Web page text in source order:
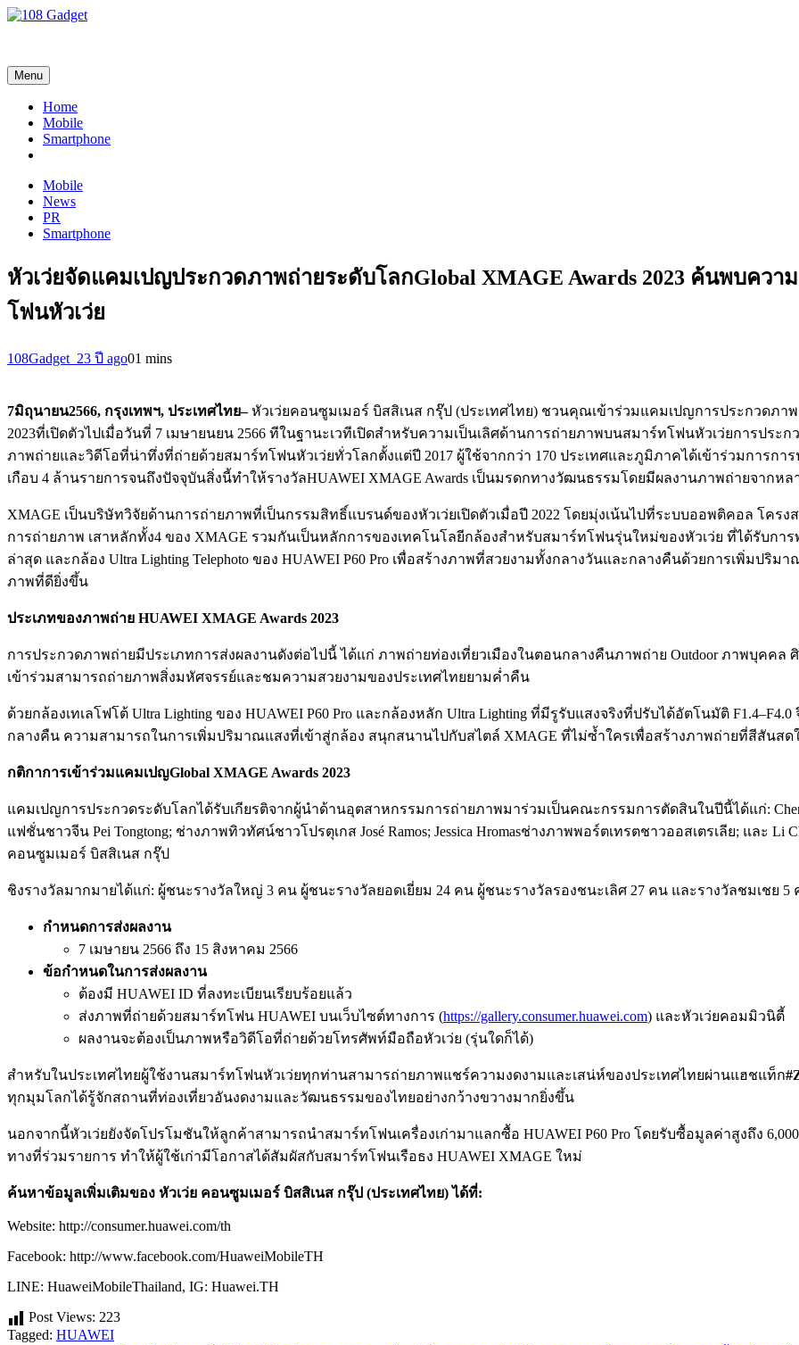
Menu
Home
Mobile
Smartphone
Mobile
News
PR
Smartphone
หัวเว่ยจัดแคมเปญประกวดภาพถ่ายระดับโลกGlobal XMAGE Awards 2023 ค้นพบคว
โฟนหัวเว่ย
108Gadget_23 ปี ago01 mins
7มิถุนายน2566, กรุงเทพฯ, ประเทศไทย–หัวเว่ยคอนซูมเมอร์ บิสสิเนส กรุ๊ป (ประเทศไทย) ชวนคุณเข้าร่วมแคมเปญการประกวดภาพ
2023ที่เปิดตัวไปเมื่อวันที่ 7 เมษายนยน 2566 ทีในฐานะเวทีเปิดสำหรับความเป็นเลิศด้านการถ่ายภาพบนสมาร์ทโฟนหัวเว่ยการปร
ภาพถ่ายและวิดีโอที่น่าทึ่งที่ถ่ายด้วยสมาร์ทโฟนหัวเว่ยทั่วโลกตั้งแต่ปี 2017 ผู้ใช้จากกว่า 170 ประเทศและภูมิภาคได้เข้าร่วมการก
เกือบ 4 ล้านรายการจนถึงปัจจุบันสิ่งนี้ทำให้รางวัลHUAWEI XMAGE Awards เป็นมรดกทางวัฒนธรรมโดยมีผลงานภาพถ่ายจากห
XMAGE เป็นบริษัทวิจัยด้านการถ่ายภาพที่เป็นกรรมสิทธิ์แบรนด์ของหัวเว่ยเปิดตัวเมื่อปี 2022 โดยมุ่งเน้นไปที่ระบบออพติคอล โคร
การถ่ายภาพ เสาหลักทั้ง4 ของ XMAGE รวมกันเป็นหลักการของเทคโนโลยีกล้องสำหรับสมาร์ทโฟนรุ่นใหม่ของหัวเว่ย ที่ได้รับการพั
ล่าสุด และกล้อง Ultra Lighting Telephoto ของ HUAWEI P60 Pro เพื่อสร้างภาพที่สวยงามทั้งกลางวันและกลางคืนด้วยการเพิ่มปริ
ภาพที่ดียิ่งขึ้น
ประเภทของภาพถ่าย HUAWEI XMAGE Awards 2023
การประกวดภาพถ่ายมีประเภทการส่งผลงานดังต่อไปนี้ ได้แก่ ภาพถ่ายท่องเที่ยวเมืองในตอนกลางคืนภาพถ่าย Outdoor ภาพบุคค
เข้าร่วมสามารถถ่ายภาพสิ่งมหัศจรรย์และชมความสวยงามของประเทศไทยยามค่ำคืน
ด้วยกล้องเทเลโฟโต้ Ultra Lighting ของ HUAWEI P60 Pro และกล้องหลัก Ultra Lighting ที่มีรูรับแสงจริงที่ปรับได้อัตโนมัติ
กลางคืน ความสามารถในการเพิ่มปริมาณแสงที่เข้าสู่กล้อง สนุกสนานไปกับสไตล์ XMAGE ที่ไม่ซ้ำใครเพื่อสร้างภาพถ่ายที่สีสันส
กติกาการเข้าร่วมแคมเปญGlobal XMAGE Awards 2023
แคมเปญการประกวดระดับโลกได้รับเกียรติจากผู้นำด้านอุตสาหกรรมการถ่ายภาพมาร่วมเป็นคณะกรรมการตัดสินในปีนี้ได้แก่:
แฟชั่นชาวจีน Pei Tongtong; ช่างภาพทิวทัศน์ชาวโปรตุเกส José Ramos; Jessica Hromasช่างภาพพอร์ตเทรตชาวออสเตรเลีย; และ
คอนซูมเมอร์ บิสสิเนส กรุ๊ป
ชิงรางวัลมากมายได้แก่: ผู้ชนะรางวัลใหญ่ 3 คน ผู้ชนะรางวัลยอดเยี่ยม 24 คน ผู้ชนะรางวัลรองชนะเลิศ 27 คน และรางวัลชมเชย 5
กำหนดการส่งผลงาน
7 เมษายน 2566 ถึง 15 สิงหาคม 2566
ข้อกำหนดในการส่งผลงาน
ต้องมี HUAWEI ID ที่ลงทะเบียนเรียบร้อยแล้ว
ส่งภาพที่ถ่ายด้วยสมาร์ทโฟน HUAWEI บนเว็บไซต์ทางการ (https://gallery.consumer.huawei.com) และหัวเว่ยคอมมิวนิตี้
ผลงานจะต้องเป็นภาพหรือวิดีโอที่ถ่ายด้วยโทรศัพท์มือถือหัวเว่ย (รุ่นใดก็ได้)
สำหรับในประเทศไทยผู้ใช้งานสมาร์ทโฟนหัวเว่ยทุกท่านสามารถ่ายภาพแชร์ความงดงามและเสน่ห์ของประเทศไทยผ่านแฮชแท็ก
ทุกมุมโลกได้รู้จักสถานที่ท่องเที่ยวอันงดงามและวัฒนธรรมของไทยอย่างกว้างขวางมากยิ่งขึ้น
นอกจากนี้หัวเว่ยยังจัดโปรโมชันให้ลูกค้าสามารถนำสมาร์ทโฟนเครื่องเก่ามาแลกซื้อ HUAWEI P60 Pro โดยรับซื้อมูลค่าสูงถึง
ทางที่ร่วมรายการ ทำให้ผู้ใช้เก่ามีโอกาสได้สัมผัสกับสมาร์ทโฟนเรือธง HUAWEI XMAGE ใหม่
ค้นหาข้อมูลเพิ่มเติมของ หัวเว่ย คอนซูมเมอร์ บิสสิเนส กรุ๊ป (ประเทศไทย) ได้ที่:
Website: http://consumer.huawei.com/th
Facebook: http://www.facebook.com/HuaweiMobileTH
LINE: HuaweiMobileThailand, IG: Huawei.TH
Post Views: 223
Tagged: HUAWEI